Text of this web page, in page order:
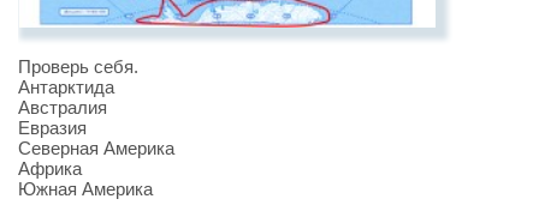
Проверь себя.
Антарктида
Австралия
Евразия
Северная Америка
Африка
Южная Америка